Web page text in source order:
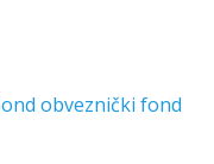
obveznički fond